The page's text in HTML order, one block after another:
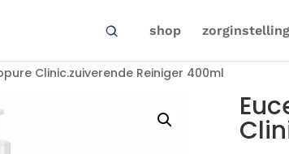
shop
Clinic.zuiverende Reiniger 400ml